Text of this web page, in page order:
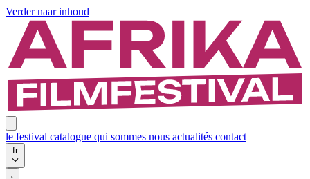
Verder naar inhoud
le festival catalogue qui sommes nous actualités contact
fr